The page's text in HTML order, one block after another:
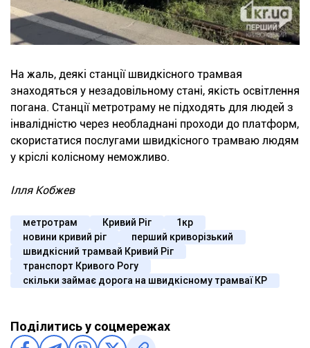
На жаль, деякі станції швидкісного трамвая
знаходяться у незадовільному стані, якість освітлення
погана. Станції метротраму не підходять для людей з
інвалідністю через необладнані проходи до платформ,
скористатися послугами швидкісного трамваю людям
у кріслі колісному неможливо.
Ілля Кобжев
метротрам Кривий Ріг
1кр
новини кривий ріг
перший криворізький
швидкісний трамвай Кривий Ріг
транспорт Кривого Рогу
скільки займає дорога на швидкісному трамваї КР
Поділитись у соцмережах